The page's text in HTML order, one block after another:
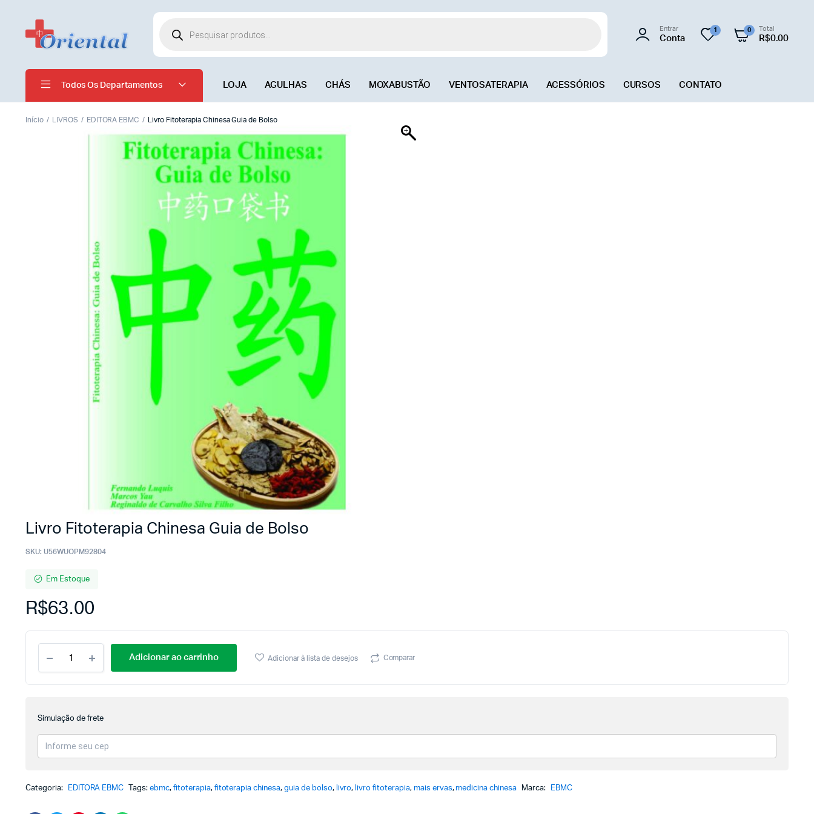
Entrar
Conta
1 0 Total
R$0.00
Todos Os Departamentos LOJA AGULHAS CHÁS MOXABUSTÃO VENTOSATERAPIA ACESSÓRIOS CURSOS CONTATO
Início LIVROS EDITORA EBMC Livro Fitoterapia Chinesa Guia de Bolso
Livro Fitoterapia Chinesa Guia de Bolso
SKU: U56WUOPM92804
Em Estoque
R$63.00
Adicionar ao carrinho Adicionar à lista de desejos Comparar
Simulação de frete
Categoria: EDITORA EBMC Tags:ebmc, fitoterapia, fitoterapia chinesa, guia de bolso, livro, livro fitoterapia, mais ervas,medicina chinesa Marca: EBMC